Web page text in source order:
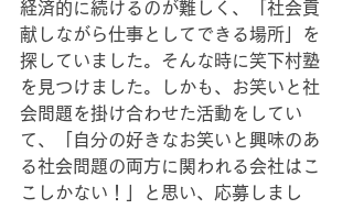
経済的に続けるのが難しく、「社会貢
献しながら仕事としてできる場所」を
探していました。そんな時に笑下村塾
を見つけました。しかも、お笑いと社
会問題を掛け合わせた活動をしてい
て、「自分の好きなお笑いと興味のあ
る社会問題の両方に関われる会社はこ
こしかない！」と思い、応募しまし